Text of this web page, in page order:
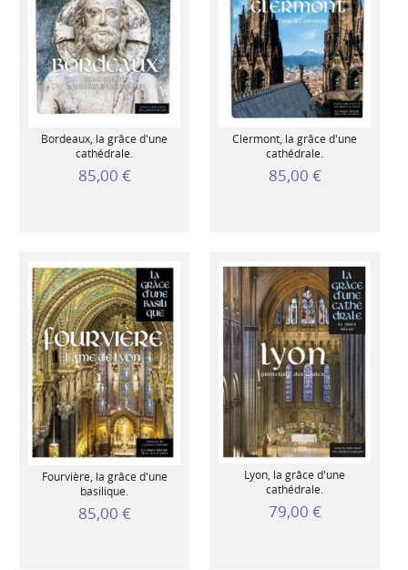
Bordeaux, la grâce d'une
cathédrale.
85,00 €
Clermont, la grâce d'une
cathédrale.
85,00 €
Fourvière, la grâce d'une
basilique.
85,00 €
Lyon, la grâce d'une
cathédrale.
79,00 €